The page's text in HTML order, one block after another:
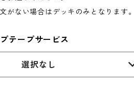
がない場合はデッキのみとなります。
テープサービス
選択なし